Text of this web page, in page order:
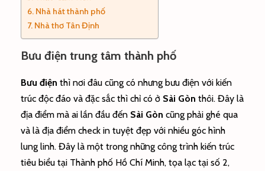
Nhà hát thành phố
Nhà thơ Tân Định
Bưu điện trung tâm thành phố
Bưu điện thì nơi đâu cũng có nhưng bưu điện với kiến
trúc độc đáo và đặc sắc thì chỉ có ở Sài Gòn thôi. Đây là
địa điểm mà ai lần đầu đến Sài Gòn cũng phải ghé qua
và là địa điểm check in tuyệt đẹp với nhiều góc hình
lung linh. Đây là một trong những công trình kiến trúc
tiêu biểu tại Thành phố Hồ Chí Minh, tọa lạc tại số 2,